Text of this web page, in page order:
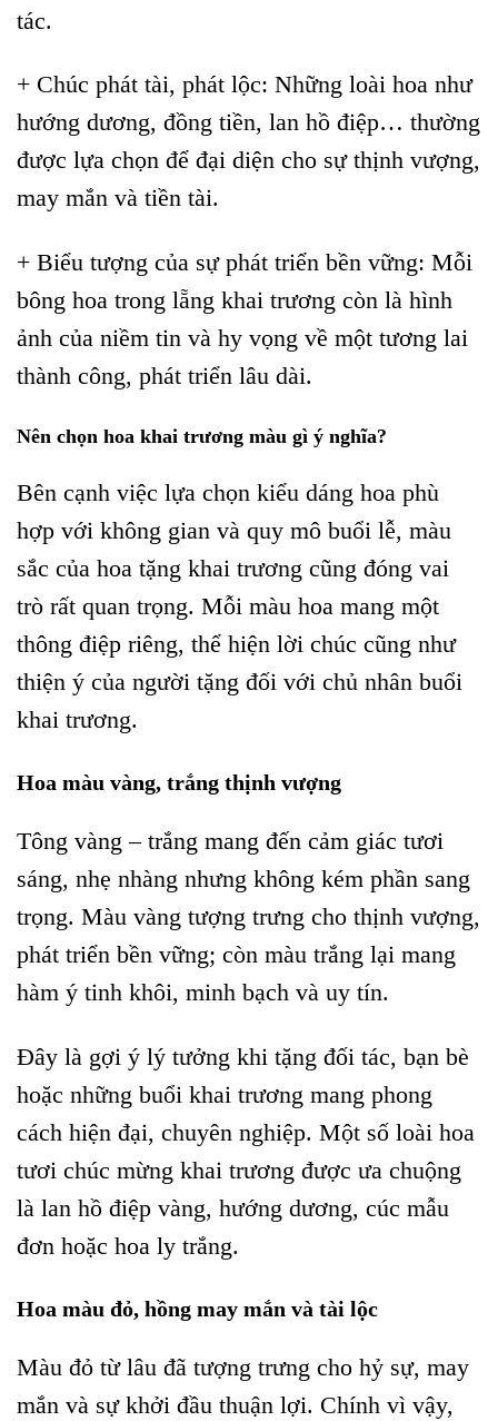
tác.
+ Chúc phát tài, phát lộc: Những loài hoa như
hướng dương, đồng tiền, lan hồ điệp… thường
được lựa chọn để đại diện cho sự thịnh vượng,
may mắn và tiền tài.
+ Biểu tượng của sự phát triển bền vững: Mỗi
bông hoa trong lẵng khai trương còn là hình
ảnh của niềm tin và hy vọng về một tương lai
thành công, phát triển lâu dài.
Nên chọn hoa khai trương màu gì ý nghĩa?
Bên cạnh việc lựa chọn kiểu dáng hoa phù
hợp với không gian và quy mô buổi lễ, màu
sắc của hoa tặng khai trương cũng đóng vai
trò rất quan trọng. Mỗi màu hoa mang một
thông điệp riêng, thể hiện lời chúc cũng như
thiện ý của người tặng đối với chủ nhân buổi
khai trương.
Hoa màu vàng, trắng thịnh vượng
Tông vàng – trắng mang đến cảm giác tươi
sáng, nhẹ nhàng nhưng không kém phần sang
trọng. Màu vàng tượng trưng cho thịnh vượng,
phát triển bền vững; còn màu trắng lại mang
hàm ý tinh khôi, minh bạch và uy tín.
Đây là gợi ý lý tưởng khi tặng đối tác, bạn bè
hoặc những buổi khai trương mang phong
cách hiện đại, chuyên nghiệp. Một số loài hoa
tươi chúc mừng khai trương được ưa chuộng
là lan hồ điệp vàng, hướng dương, cúc mẫu
đơn hoặc hoa ly trắng.
Hoa màu đỏ, hồng may mắn và tài lộc
Màu đỏ từ lâu đã tượng trưng cho hỷ sự, may
mắn và sự khởi đầu thuận lợi. Chính vì vậy,